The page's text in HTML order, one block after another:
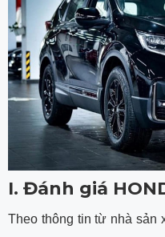
I. Đánh giá
Theo thông tin từ nhà sản